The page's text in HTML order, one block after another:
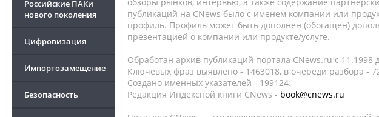
Российские ПАКи
нового поколения
Цифровизация
Импортозамещение
Безопасность
публикаций на CNews было с именем компании или
профиль. Профиль может быть дополнен (обогащен)
презентацией о компании или продукте/услуге.
Обработан архив публикаций портала CNews.ru c 11.1998
Ключевых фраз выявлено - 1463018, в очереди разбора -
Создано именных указателей - 199124.
Редакция Индексной книги CNews - book@cnews.ru